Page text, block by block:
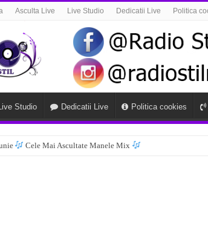
Asculta Live Live Studio Dedicatii Live Politica
Live Studio Dedicatii Live Politica cookies
Cele Mai Ascultate Manele Mix